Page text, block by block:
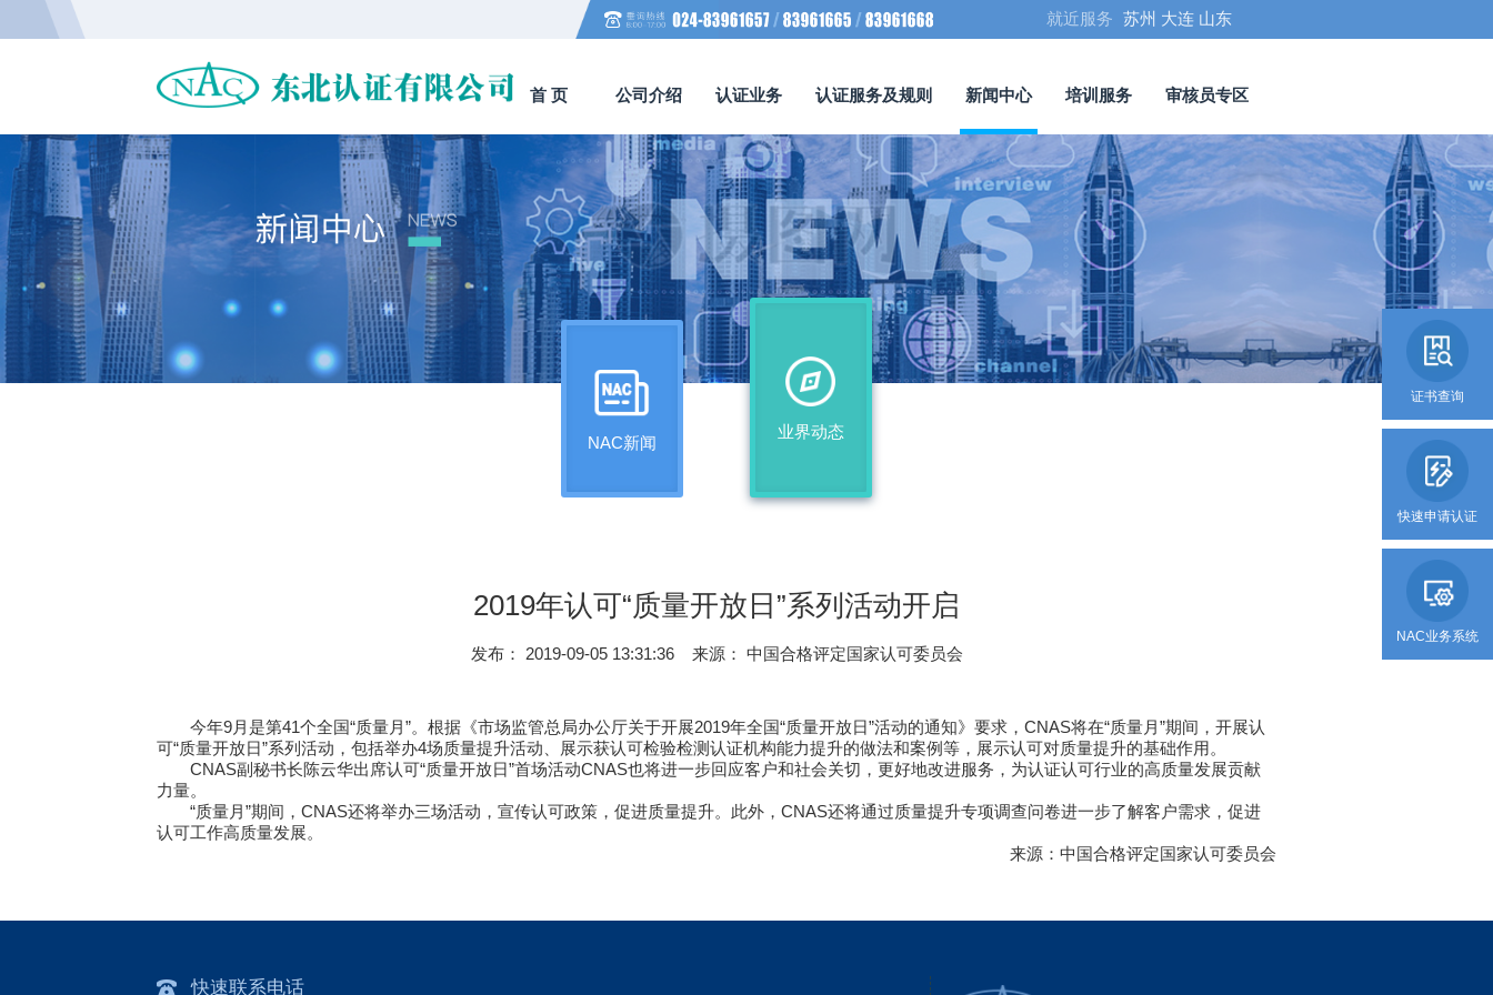
就近服务 苏州 大连 山东
首 页 公司介绍 认证业务 认证服务及规则 新闻中心 培训服务 审核员专区
NAC新闻
业界动态
2019年认可“质量开放日”系列活动开启
发布： 2019-09-05 13:31:36 来源： 中国合格评定国家认可委员会
今年9月是第41个全国“质量月”。根据《市场监管总局办公厅关于开展2019年全国“质量开放日”活动的通知》要求，CNAS将在“质量月”期间，开展认
可“质量开放日”系列活动，包括举办4场质量提升活动、展示获认可检验检测认证机构能力提升的做法和案例等，展示认可对质量提升的基础作用。
CNAS副秘书长陈云华出席认可“质量开放日”首场活动CNAS也将进一步回应客户和社会关切，更好地改进服务，为认证认可行业的高质量发展贡献
力量。
“质量月”期间，CNAS还将举办三场活动，宣传认可政策，促进质量提升。此外，CNAS还将通过质量提升专项调查问卷进一步了解客户需求，促进
认可工作高质量发展。
来源：中国合格评定国家认可委员会
快速联系电话
证书查询
快速申请认证
NAC业务系统